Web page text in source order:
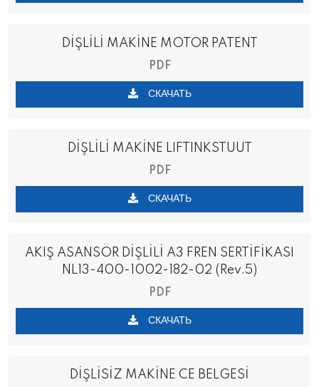
DİŞLİLİ MAKİNE MOTOR PATENT
PDF
СКАЧАТЬ
DİŞLİLİ MAKİNE LIFTINKSTUUT
PDF
СКАЧАТЬ
AKIŞ ASANSÖR DİŞLİLİ A3 FREN SERTİFİKASI
NL13-400-1002-182-02 (Rev.5)
PDF
СКАЧАТЬ
DİŞLİSİZ MAKİNE CE BELGESİ